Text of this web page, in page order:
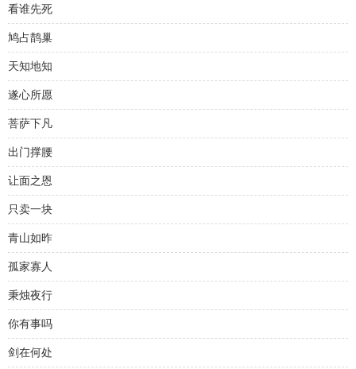
看谁先死
鸠占鹊巢
天知地知
遂心所愿
菩萨下凡
出门撑腰
让面之恩
只卖一块
青山如昨
孤家寡人
秉烛夜行
你有事吗
剑在何处